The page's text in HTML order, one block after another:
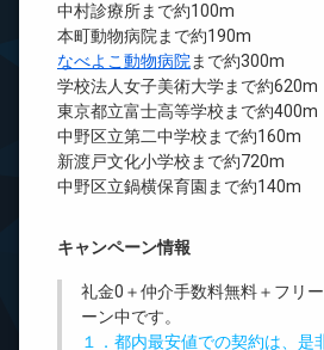
中村診療所まで約100m
本町動物病院まで約190m
なべよこ動物病院 まで約300m
学校法人女子美術大学まで約620m
東京都立富士高等学校まで約400m
中野区立第二中学校まで約160m
新渡戸文化小学校まで約720m
中野区立鍋横保育園まで約140m
キャンペーン情報
礼金0 ＋仲介手数料無料＋ フリ
ーン中です。
１．都内最安値での契約は、是